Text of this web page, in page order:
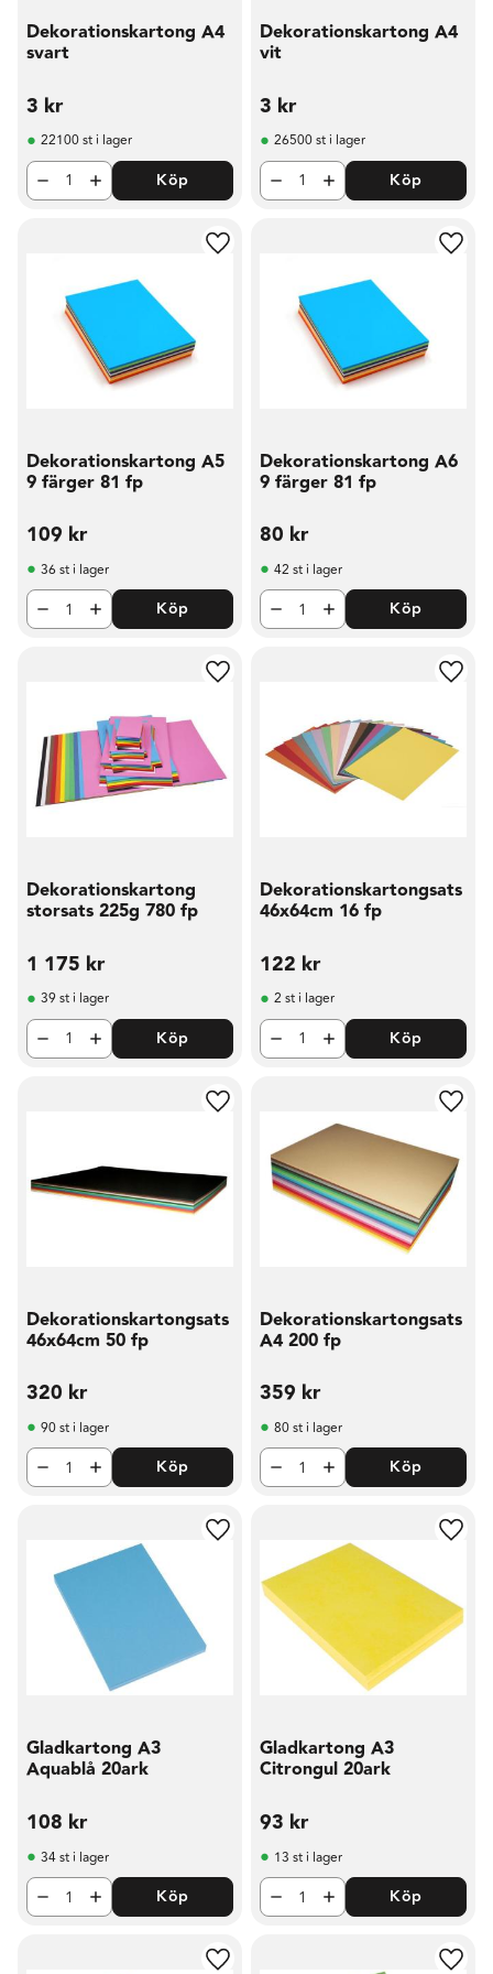
Dekorationskartong A4
svart
3 kr
22100 st i lager
Köp
Dekorationskartong A4
vit
3 kr
26500 st i lager
Köp
Dekorationskartong A5
9 färger 81 fp
109 kr
Lägg till i favoriter
36 st i lager
Köp
Dekorationskartong A6
9 färger 81 fp
80 kr
42 st i lager
Köp
Dekorationskartong
storsats 225g 780 fp
1 175 kr
Lägg till i favoriter
39 st i lager
Köp
Dekorationskartongsats
46x64cm 16 fp
122 kr
2 st i lager
Köp
Dekorationskartongsats
46x64cm 50 fp
320 kr
Lägg till i favoriter
90 st i lager
Köp
Dekorationskartongsats
A4 200 fp
359 kr
80 st i lager
Köp
Gladkartong A3
Aquablå 20ark
108 kr
Lägg till i favoriter
34 st i lager
Köp
Gladkartong A3
Citrongul 20ark
93 kr
13 st i lager
Köp